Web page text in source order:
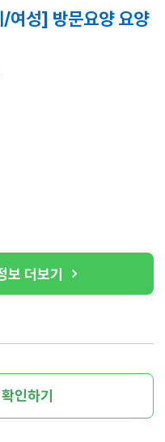
성] 방문요양 요양
보 더보기
인하기